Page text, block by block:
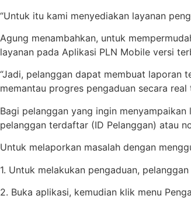
“Untuk itu kami menyediakan layanan
Agung menambahkan, untuk
layanan pada Aplikasi PLN Mobile versi
“Jadi, pelanggan dapat membuat laporan
memantau progres pengaduan secara real
Bagi pelanggan yang ingin
pelanggan terdaftar (ID Pelanggan) atau
Untuk melaporkan masalah dengan
1. Untuk melakukan pengaduan,
2. Buka aplikasi, kemudian klik menu